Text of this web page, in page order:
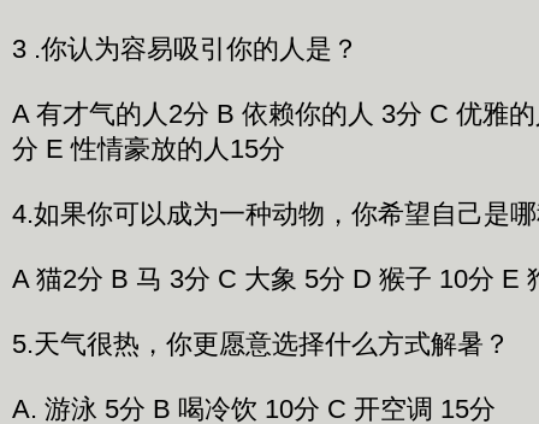
3 .你认为容易吸引你的人是？
A 有才气的人2分 B 依赖你的人 3分 C 优雅
分 E 性情豪放的人15分
4.如果你可以成为一种动物，你希望自己是
A 猫2分 B 马 3分 C 大象 5分 D 猴子 10分 E
5.天气很热，你更愿意选择什么方式解暑？
A. 游泳 5分 B 喝冷饮 10分 C 开空调 15分